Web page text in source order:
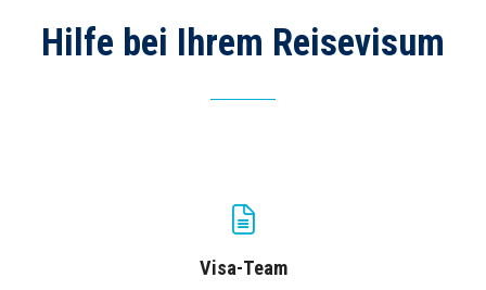
Hilfe bei Ihrem Reisevisum
Visa-Team